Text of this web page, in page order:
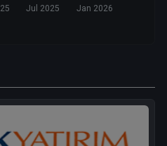
Jul 2025 Jan 2026